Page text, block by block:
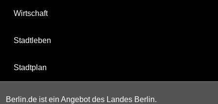
Wirtschaft
Stadtleben
Stadtplan
Berlin.de ist ein Angebot des Landes Berlin.